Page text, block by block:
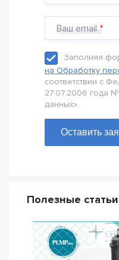
Ваш email
Заполняя
на Обработку
соответствии с
27.07.2006 года
данных».
Оставить
Полезные статьи